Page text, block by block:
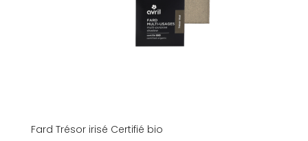
Fard Trésor irisé Certifié bio